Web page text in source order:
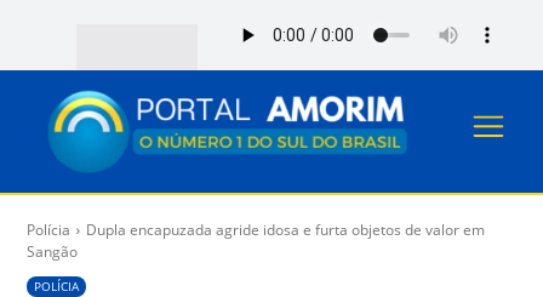
Polícia
Dupla encapuzada agride idosa e furta objetos de valor em
Sangão
POLÍCIA